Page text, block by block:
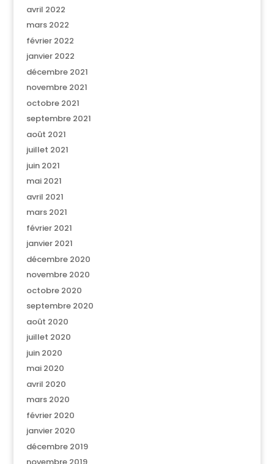
avril 2022
mars 2022
février 2022
janvier 2022
décembre 2021
novembre 2021
octobre 2021
septembre 2021
août 2021
juillet 2021
juin 2021
mai 2021
avril 2021
mars 2021
février 2021
janvier 2021
décembre 2020
novembre 2020
octobre 2020
septembre 2020
août 2020
juillet 2020
juin 2020
mai 2020
avril 2020
mars 2020
février 2020
janvier 2020
décembre 2019